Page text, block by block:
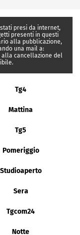
presi da internet,
presenti in questi
alla pubblicazione,
una mail a:
alla cancellazione del
Tg4
Mattina
Tg5
Pomeriggio
Studioaperto
Sera
Tgcom24
Notte